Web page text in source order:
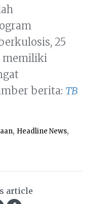
25
memiliki
berita: TB
, Headline News,
article